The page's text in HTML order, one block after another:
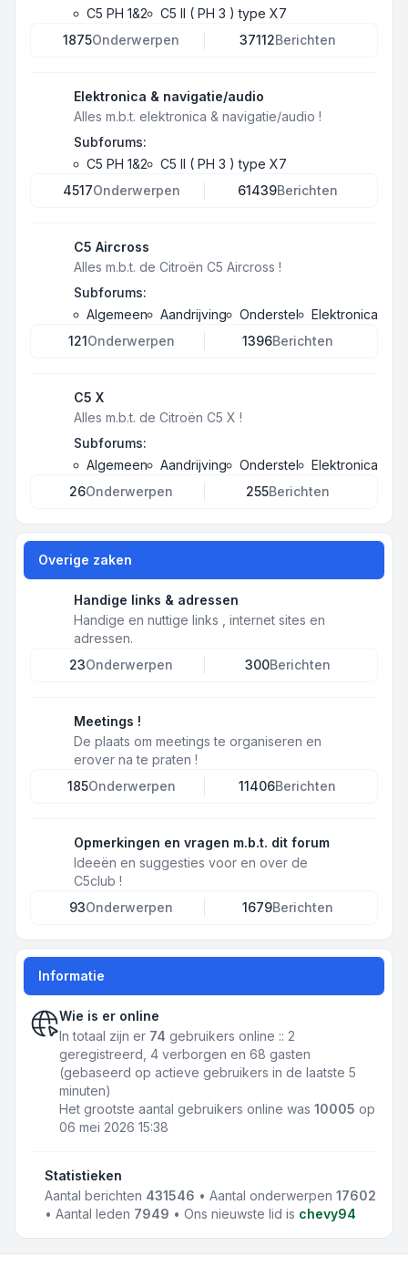
C5 PH 1&2
C5 II ( PH 3 ) type X7
1875Onderwerpen 37112Berichten
Elektronica & navigatie/audio
Alles m.b.t. elektronica & navigatie/audio !
Subforums:
C5 PH 1&2
C5 II ( PH 3 ) type X7
4517Onderwerpen 61439Berichten
C5 Aircross
Alles m.b.t. de Citroën C5 Aircross !
Subforums:
Algemeen
Aandrijving Onderstel
Elektronica
121Onderwerpen 1396Berichten
C5 X
Alles m.b.t. de Citroën C5 X !
Subforums:
Algemeen
Aandrijving Onderstel
Elektronica
26Onderwerpen 255Berichten
Overige zaken
Handige links & adressen
Handige en nuttige links , internet sites en
adressen.
23Onderwerpen 300Berichten
Meetings !
De plaats om meetings te organiseren en
erover na te praten !
185Onderwerpen 11406Berichten
Opmerkingen en vragen m.b.t. dit forum
Ideeën en suggesties voor en over de
C5club !
93Onderwerpen 1679Berichten
Informatie
Wie is er online
In totaal zijn er 74 gebruikers online :: 2
geregistreerd, 4 verborgen en 68 gasten
(gebaseerd op actieve gebruikers in de laatste 5
minuten)
Het grootste aantal gebruikers online was 10005 op
06 mei 2026 15:38
Statistieken
Aantal berichten 431546 • Aantal onderwerpen17602
• Aantal leden 7949 • Ons nieuwste lid is chevy94